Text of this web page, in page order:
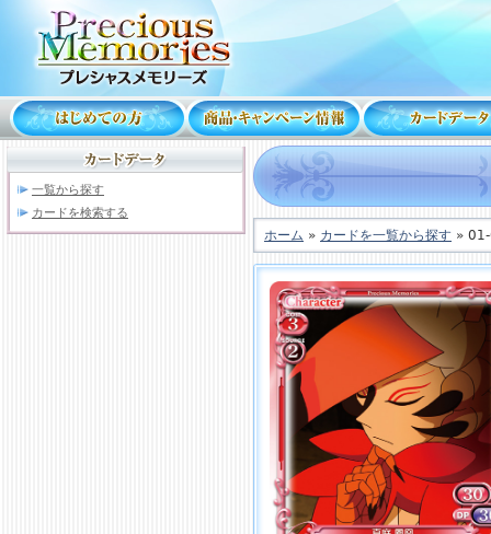
一覧から探す
カードを検索する
ホーム » カードを一覧から探す »